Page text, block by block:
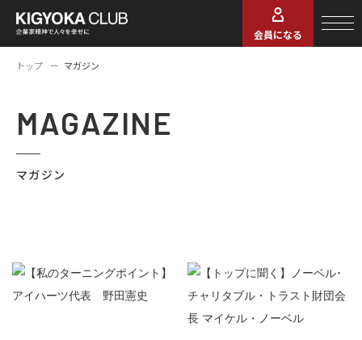
会員になる
トップ マガジン
MAGAZINE
マガジン